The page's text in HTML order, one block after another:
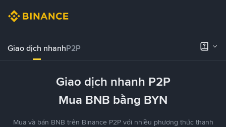
Giao dịch nhanhP2P
Giao dịch nhanh P2P
Mua BNB bằng BYN
Mua và bán BNB trên Binance P2P với nhiều phương thức thanh